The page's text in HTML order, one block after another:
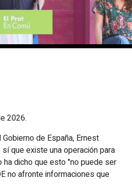
2026.
de España, Ernest
que existe una operación para
ha dicho que esto "no puede ser
no afronte informaciones que